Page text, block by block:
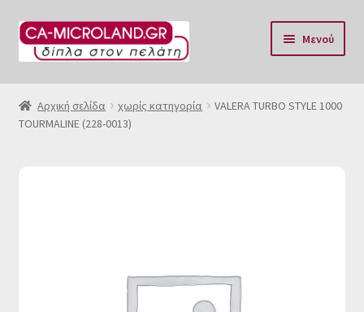
Απευθείας
μετάβαση
Μετάβαση
σε
Μενού
Αρχική
Η Eταιρία μας
Αρχική σελίδα χωρίς κατηγορία
VALERA TURBO STYLE 1000
TOURMALINE (228-0013)